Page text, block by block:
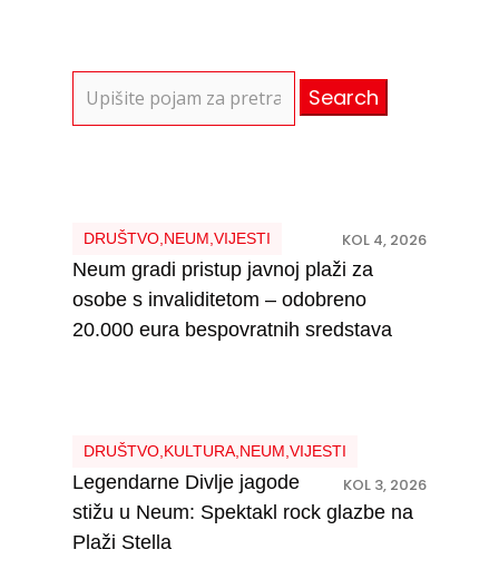
for:
DRUŠTVO, NEUM VIJESTI KOL 4, 2026
Neum gradi pristup javnoj plaži za
osobe s invaliditetom – odobreno
20.000 eura bespovratnih sredstava
DRUŠTVO, KULTURA, NEUM VIJESTI
KOL 3, 2026
Legendarne Divlje jagode
stižu u Neum: Spektakl rock glazbe na
Plaži Stella